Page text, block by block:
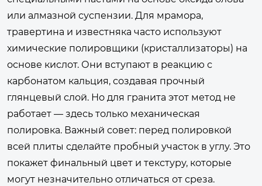
или алмазной суспензии. Для мрамора,
травертина и известняка часто используют
химические полировщики (кристаллизаторы) на
основе кислот. Они вступают в реакцию с
карбонатом кальция, создавая прочный
глянцевый слой. Но для гранита этот метод не
работает — здесь только механическая
полировка. Важный совет: перед полировкой
всей плиты сделайте пробный участок в углу. Это
покажет финальный цвет и текстуру, которые
могут незначительно отличаться от среза.